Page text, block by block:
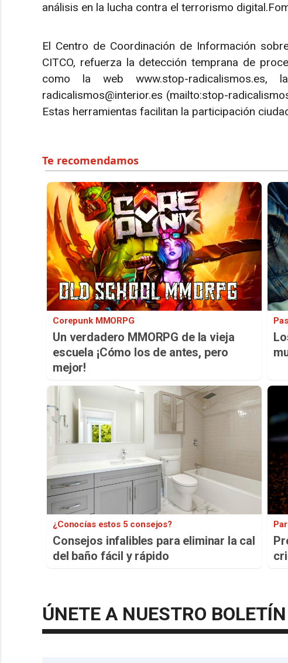
análisis en la lucha contra el terrorismo
El Centro de Coordinación de Información
CITCO, refuerza la detección temprana de
como la web www.stop-
radicalismos@interior.es (mailto:stop-
Estas herramientas facilitan la participación
Corepunk MMORPG
Un verdadero MMORPG de la vieja
escuela ¡Cómo los de antes, pero
mejor!
¿Conocías estos 5 consejos?
Consejos infalibles para eliminar la cal
del baño fácil y rápido
ÚNETE A NUESTRO BOLETÍN